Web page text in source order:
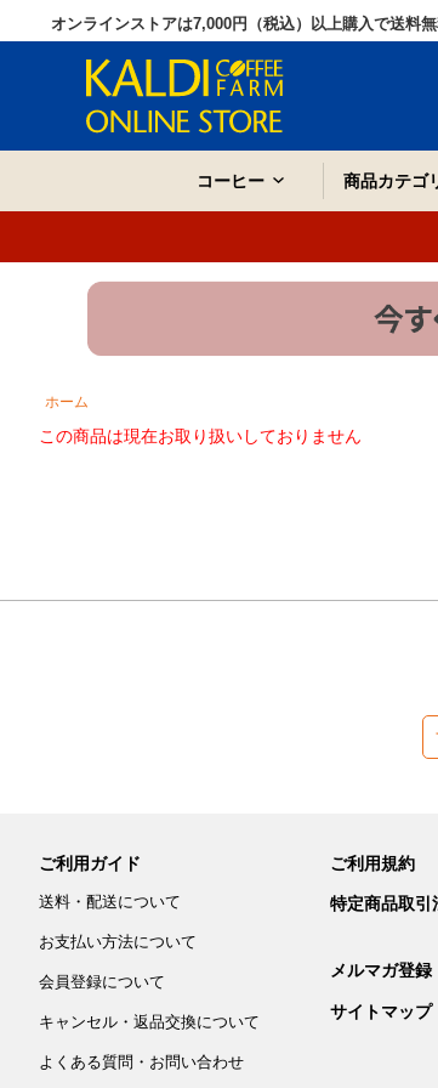
オンラインストアは7,000円（税込）以上購入で送料無
コーヒー 商品カテゴ
ホーム
この商品は現在お取り扱いしておりません
ご利用ガイド
送料・配送について
お支払い方法について
会員登録について
キャンセル・返品交換について
よくある質問・お問い合わせ
ご利用規約
特定商品取引
メルマガ登録
サイトマップ